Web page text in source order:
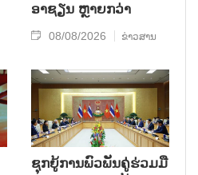
ອາຊຽນ ຫຼາຍກວ່າ
08/08/2026 ຂ່າວສານ
ຊຸກ​ຍູ້​ການ​ພົວ​ພັນ​ຄູ່​ຮ່ວມ​ມື​